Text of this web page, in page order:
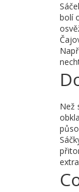
bolí
Než